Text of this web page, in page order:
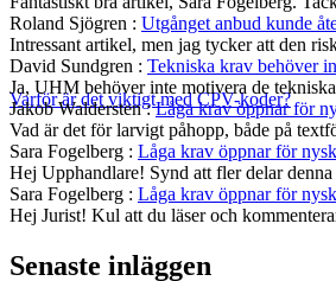
Varför är det viktigt med CPV-koder?
Roland Sjögren : Utgånget anbud kunde
Intressant artikel, men jag tycker att den
David Sundgren : Tekniska krav behöver
Ja, UHM behöver inte motivera de
Jakob Waldersten:Låga krav öppnar för
Vad är det för larvigt påhopp, både på
Sara Fogelberg : Låga krav öppnar för
Hej Upphandlare! Synd att fler delar
Sara Fogelberg : Låga krav öppnar för
Hej Jurist! Kul att du läser och
Senaste inläggen